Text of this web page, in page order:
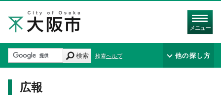
メニュー
検索 検索ヘルプ 他の探し方
広報